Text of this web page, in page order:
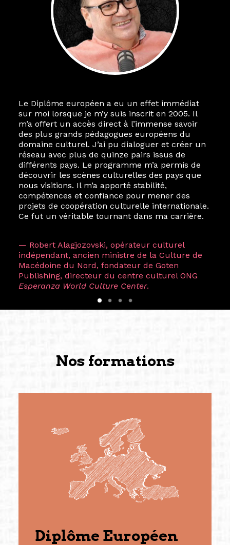
Le Diplôme européen a eu un effet immédiat
sur moi lorsque je m’y suis inscrit en 2005. Il
m’a offert un accès direct à l’immense savoir
des plus grands pédagogues européens du
domaine culturel. J’ai pu dialoguer et créer un
réseau avec plus de quinze pairs issus de
différents pays. Le programme m’a permis de
découvrir les scènes culturelles des pays que
nous visitions. Il m’a apporté stabilité,
compétences et confiance pour mener des
projets de coopération culturelle internationale.
Ce fut un véritable tournant dans ma carrière.
— Robert Alagjozovski, opérateur culturel
indépendant, ancien ministre de la Culture de
Macédoine du Nord, fondateur de Goten
Publishing, directeur du centre culturel ONG
Esperanza World Culture Center.
Le destin a voulu que ma vie privée et ma vie
professionnelle dans les arts soient étroitement
liées. Durant mon année au sein du Diplôme
Marcel Hicter, j’ai intégré un réseau européen
aussi inattendu que vibrant, qui s’est étendu
bien au-delà de la salle de classe. En quelques
mois, j’invitais mes camarades à collaborer sur
des projets allant de Baguio City à Pékin,
de Helsinki à Kuala Lumpur, Langkawi, Manille,
Tokyo et Varsovie, renforçant ainsi ma vision de
curatrice consistant à connecter des artistes à
travers les disciplines et les continents.
celle avec ma consœurHicterienneRuthe
Zuntz — une amitié dont la générosité et la
vision ont transformé ma trajectoire et m’ont
conduite de Singapour à Berlin pendant près
d’une décennie. Aujourd’hui encore, les amitiés
forgées durant cette année intense et inspirante
conservent une magie particulière ; elles me
— Vanini Belarmino (Singapore /Germany)
autrice. Elle est la fondatrice et directrice
créée à Berlin en 2008 et à Singapour en 2011.
(Photography: Geric Cruz)
Nos formations
Diplôme Européen